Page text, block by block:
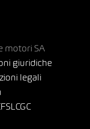
motori SA
giuridiche
legali
CGC